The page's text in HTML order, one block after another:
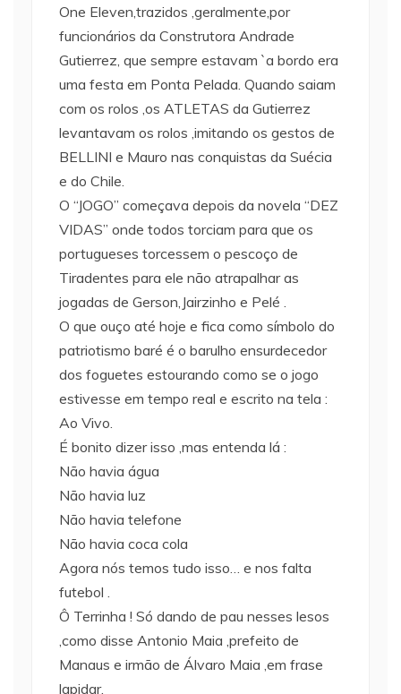
One Eleven,trazidos ,geralmente,por
funcionários da Construtora Andrade
Gutierrez, que sempre estavam `a bordo era
uma festa em Ponta Pelada. Quando saiam
com os rolos ,os ATLETAS da Gutierrez
levantavam os rolos ,imitando os gestos de
BELLINI e Mauro nas conquistas da Suécia
e do Chile.
O “JOGO” começava depois da novela “DEZ
VIDAS” onde todos torciam para que os
portugueses torcessem o pescoço de
Tiradentes para ele não atrapalhar as
jogadas de Gerson,Jairzinho e Pelé .
O que ouço até hoje e fica como símbolo do
patriotismo baré é o barulho ensurdecedor
dos foguetes estourando como se o jogo
estivesse em tempo real e escrito na tela :
Ao Vivo.
É bonito dizer isso ,mas entenda lá :
Não havia água
Não havia luz
Não havia telefone
Não havia coca cola
Agora nós temos tudo isso… e nos falta
futebol .
Ô Terrinha ! Só dando de pau nesses lesos
,como disse Antonio Maia ,prefeito de
Manaus e irmão de Álvaro Maia ,em frase
lapidar.